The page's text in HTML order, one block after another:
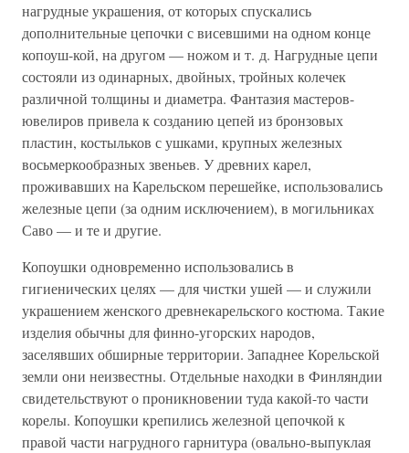
нагрудные украшения, от которых спускались
дополнительные цепочки с висевшими на одном конце
копоуш-кой, на другом — ножом и т. д. Нагрудные цепи
состояли из одинарных, двойных, тройных колечек
различной толщины и диаметра. Фантазия мастеров-
ювелиров привела к созданию цепей из бронзовых
пластин, костыльков с ушками, крупных железных
восьмеркообразных звеньев. У древних карел,
проживавших на Карельском перешейке, использовались
железные цепи (за одним исключением), в могильниках
Саво — и те и другие.
Копоушки одновременно использовались в
гигиенических целях — для чистки ушей — и служили
украшением женского древнекарельского костюма. Такие
изделия обычны для финно-угорских народов,
заселявших обширные территории. Западнее Корельской
земли они неизвестны. Отдельные находки в Финляндии
свидетельствуют о проникновении туда какой-то части
корелы. Копоушки крепились железной цепочкой к
правой части нагрудного гарнитура (овально-выпуклая